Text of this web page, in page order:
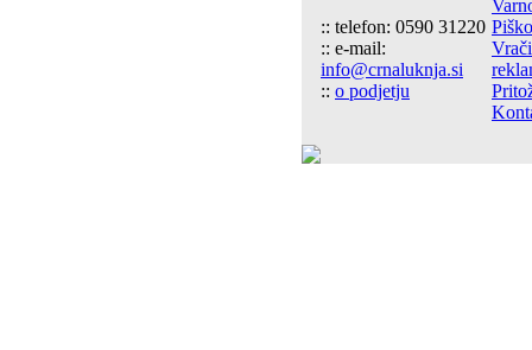
:: telefon: 0590 31220
:: e-mail:
info@crnaluknja.si
:: o podjetju